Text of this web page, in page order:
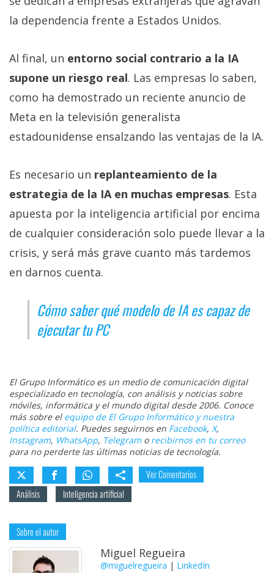
la dependencia frente a Estados Unidos.
Al final, un entorno social contrario a la IA
supone un riesgo real. Las empresas lo saben,
como ha demostrado un reciente anuncio de
Meta en la televisión generalista
estadounidense ensalzando las ventajas de la IA.
Es necesario un replanteamiento de la
estrategia de la IA en muchas empresas. Esta
apuesta por la inteligencia artificial por encima
de cualquier consideración solo puede llevar a la
crisis, y será más grave cuanto más tardemos
en darnos cuenta.
Cómo saber qué modelo de IA es capaz de
ejecutar tu PC
El Grupo Informático es un medio de comunicación digital
especializado en tecnología, con análisis y noticias sobre
móviles, informática y el mundo digital desde 2006. Conoce
más sobre el equipo de El Grupo Informático y nuestra
política editorial. Puedes seguirnos en Facebook, X,
Instagram, WhatsApp, Telegramo recibirnos en tu correo
para no perderte las últimas noticias de tecnología.
Ver Comentarios
Análisis
Inteligencia artificial
Sobre el autor
Miguel Regueira
@miguelregueira | LinkedIn